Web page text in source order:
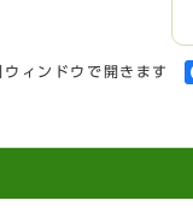
ィンドウで開きます